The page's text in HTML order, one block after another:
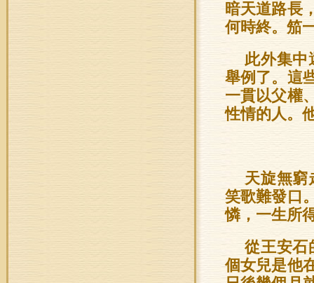
暗天道路長
何時終。笳
此外集中
舉例了。這
一貫以父權
性情的人。
天旋無窮
笑歌難發口
憐，一生所
從王安石
個女兒是他